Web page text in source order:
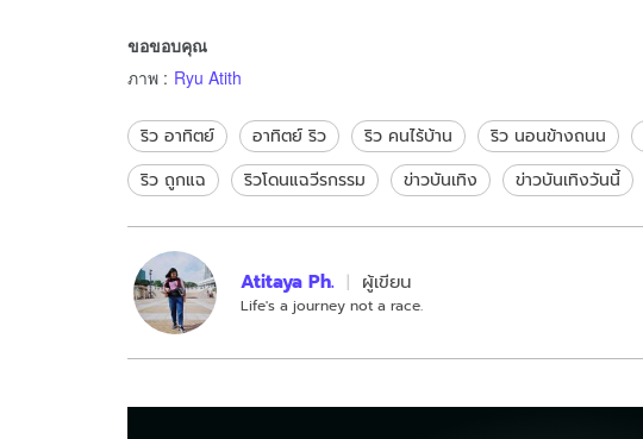
ขอขอบคุณ
ภาพ : Ryu Atith
ริว อาทิตย์ อาทิตย์ ริว ริว คนไร้บ้าน ริว นอนข้างถนน
ริว ถูกแฉ
ริวโดนแฉวีรกรรม ข่าวบันเทิง ข่าวบันเทิงวันนี้
Atitaya Ph. ผู้เขียน
Life's a journey not a race.